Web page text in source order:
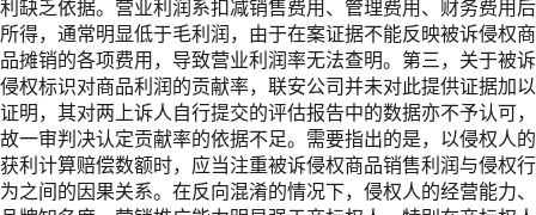
利缺乏依据。营业利润系扣减销售费用、管理费用、财务费用后
所得，通常明显低于毛利润，由于在案证据不能反映被诉侵权商
品摊销的各项费用，导致营业利润率无法查明。第三，关于被诉
侵权标识对商品利润的贡献率，联安公司并未对此提供证据加以
证明，其对两上诉人自行提交的评估报告中的数据亦不予认可，
故一审判决认定贡献率的依据不足。需要指出的是，以侵权人的
获利计算赔偿数额时，应当注重被诉侵权商品销售利润与侵权行
为之间的因果关系。在反向混淆的情况下，侵权人的经营能力、